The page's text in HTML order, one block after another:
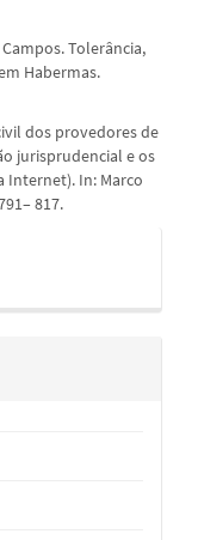
Campos. Tolerância,
Habermas.
dos provedores de
jurisprudencial e os
Internet). In: Marco
817.